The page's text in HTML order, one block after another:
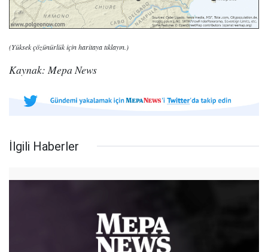
(Yüksek çözünürlük için haritaya tıklayın.)
Kaynak: Mepa News
İlgili Haberler